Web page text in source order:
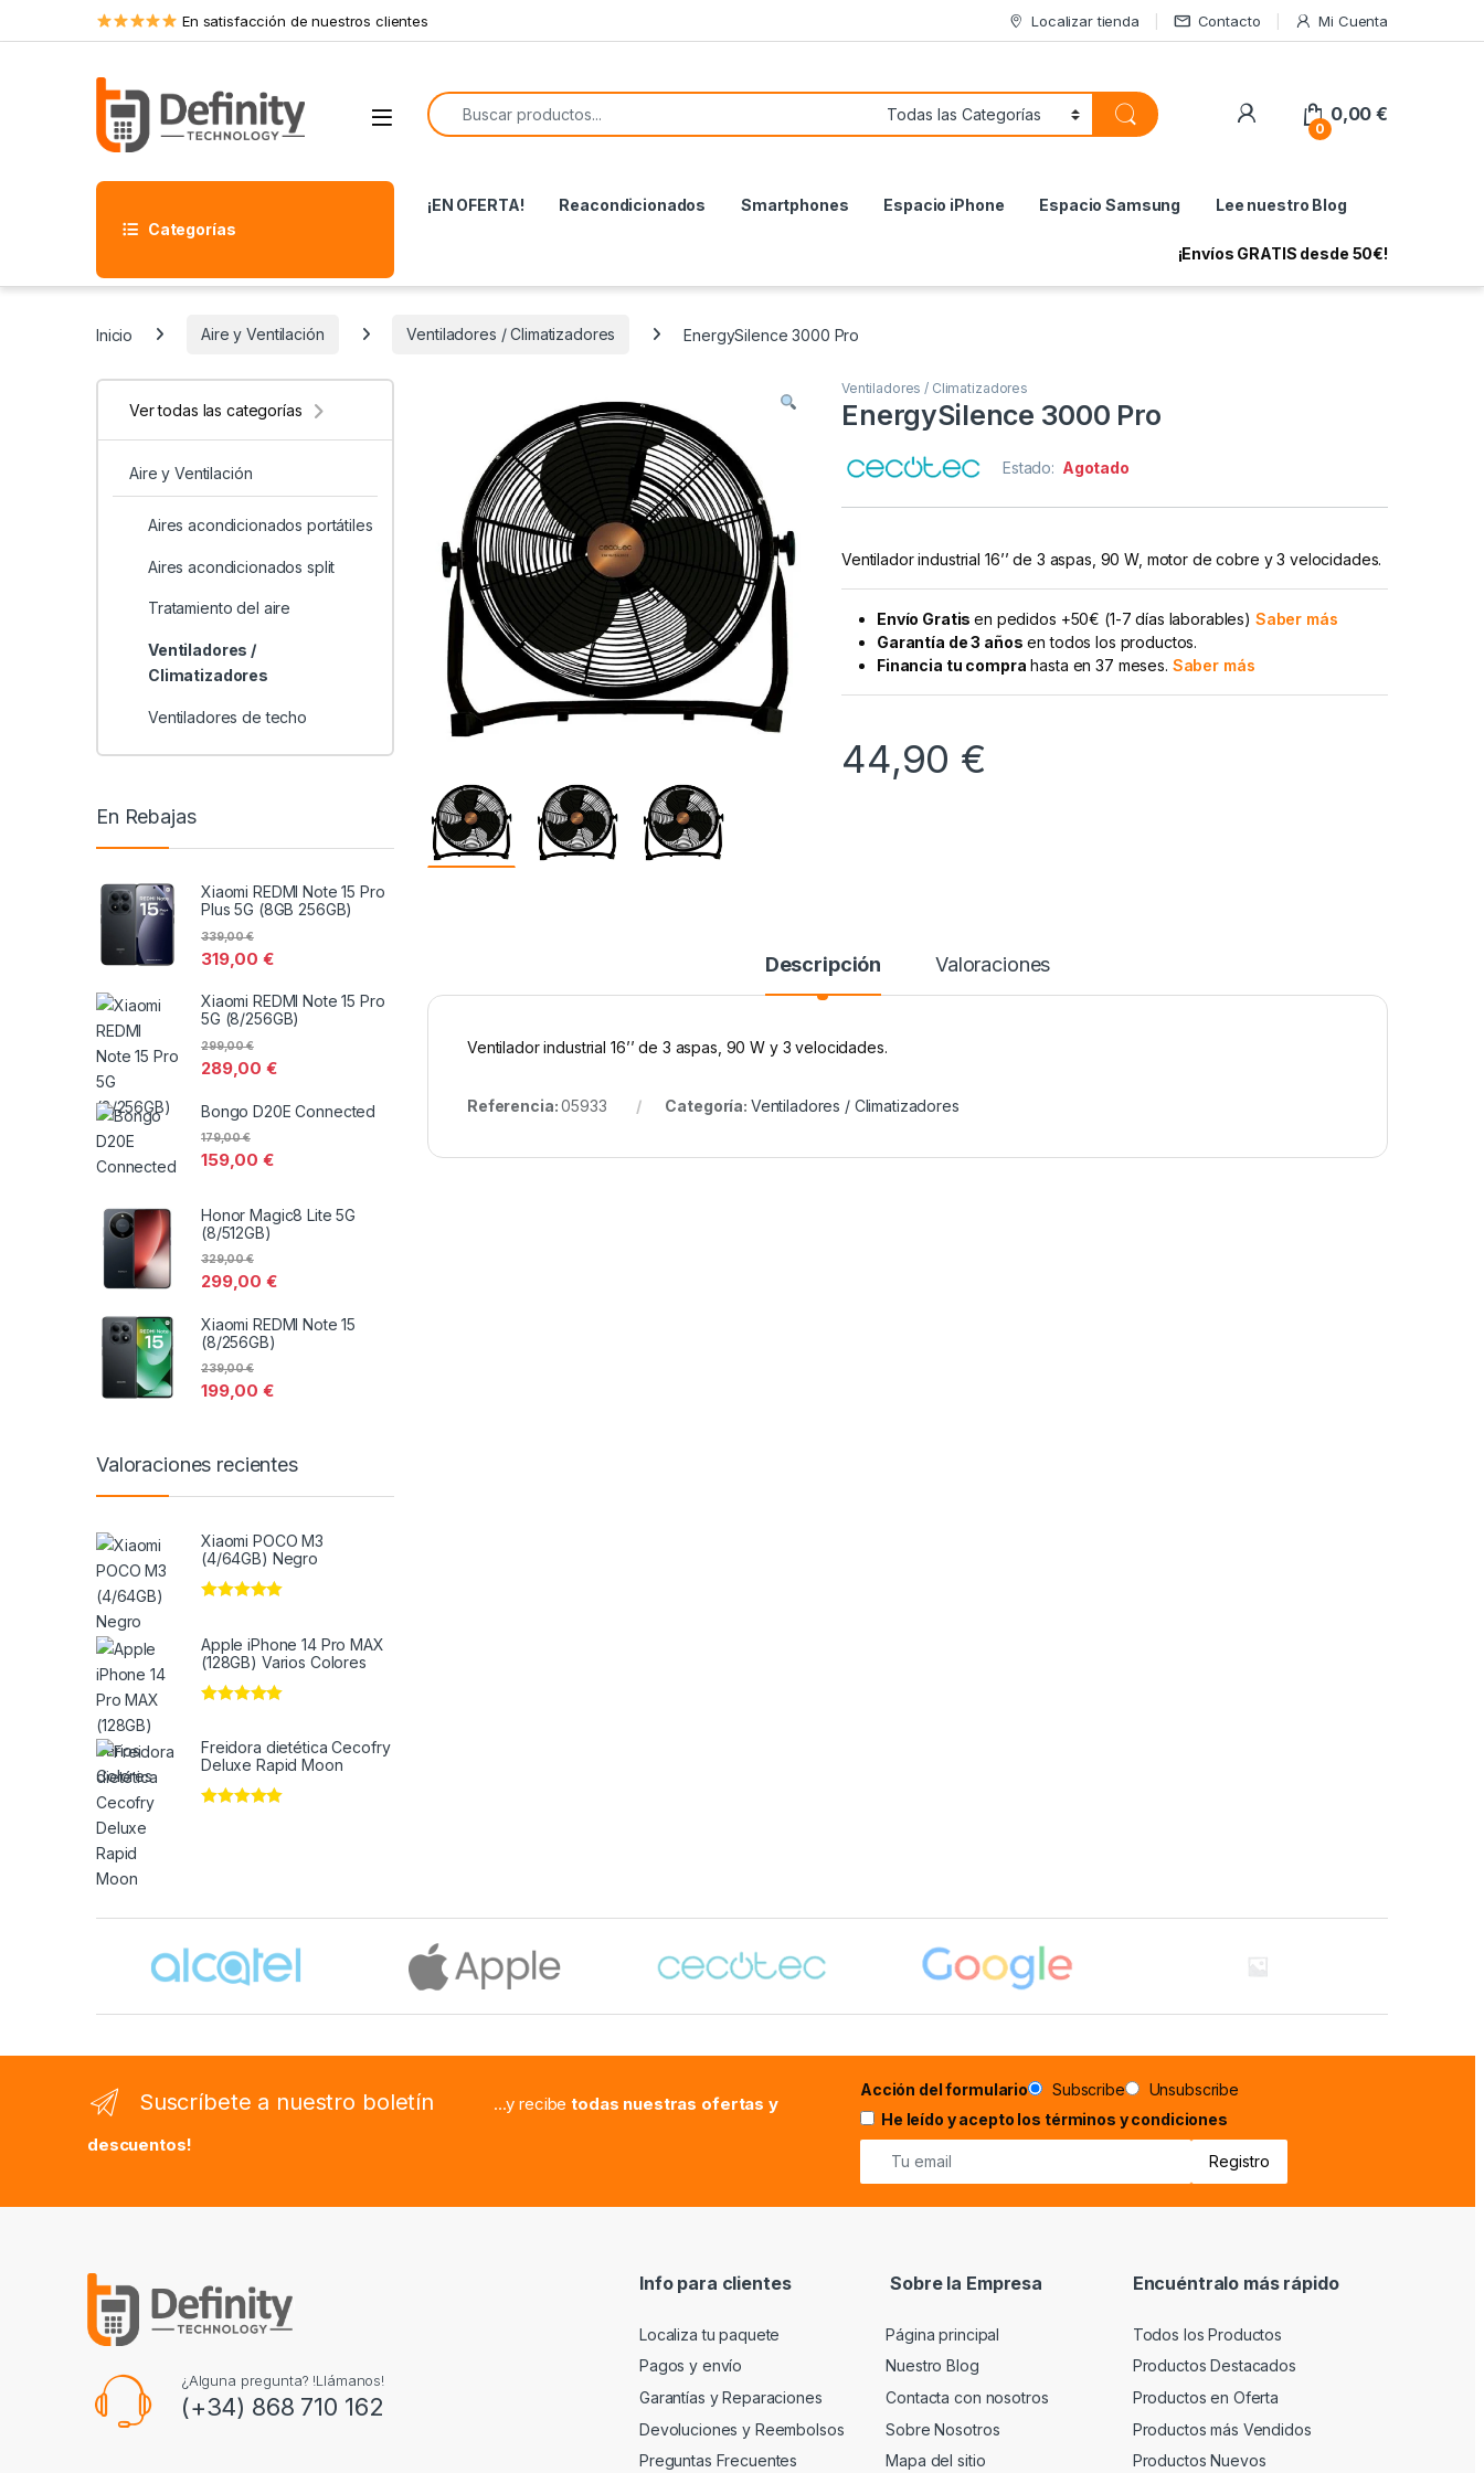
Skip to navigation
Skip to content En satisfacción de nuestros clientes Localizar tienda Contacto Mi Cuenta
Open
Search for:
My Account
0
0,00€
Categorías
¡EN OFERTA! Reacondicionados Smartphones Espacio iPhone Espacio Samsung Lee nuestro Blog
¡Envíos GRATIS desde 50€!
Inicio Aire y Ventilación Ventiladores / Climatizadores EnergySilence 3000 Pro
Ventiladores / Climatizadores
EnergySilence 3000 Pro
Estado: Agotado
Ventilador industrial 16’’ de 3 aspas, 90 W, motor de cobre y 3 velocidades.
Envío Gratisen pedidos +50€ (1-7 días laborables) Saber más
Garantía de 3 años en todos los productos.
Financia tu compra hasta en 37 meses. Saber más
44,90 €
Descripción Valoraciones
Ventilador industrial 16’’ de 3 aspas, 90 W y 3 velocidades.
Referencia:05933 Categoría: Ventiladores / Climatizadores
Ver todas las categorías
Aire y Ventilación
Aires acondicionados portátiles
Aires acondicionados split
Tratamiento del aire
Ventiladores /
Climatizadores
Ventiladores de techo
En Rebajas
Xiaomi REDMI Note 15 Pro
Plus 5G (8GB 256GB)
319,00€
339,00€
Xiaomi REDMI Note 15 Pro
5G (8/256GB)
289,00€
299,00€
Bongo D20E Connected
159,00€
179,00€
Honor Magic8 Lite 5G
(8/512GB)
299,00€
329,00€
Xiaomi REDMI Note 15
(8/256GB)
199,00€
239,00€
Valoraciones recientes
Xiaomi POCO M3
(4/64GB) Negro
Apple iPhone 14 Pro MAX
(128GB) Varios Colores
Freidora dietética Cecofry
Deluxe Rapid Moon
Suscríbete a nuestro boletín ...y recibetodas nuestras ofertas y
descuentos!
Acción del formulario Subscribe
Unsubscribe
He leído y acepto los términos y condiciones
¿Alguna pregunta? !Llámanos!
(+34) 868 710 162
Info para clientes
Localiza tu paquete
Pagos y envío
Garantías y Reparaciones
Devoluciones y Reembolsos
Preguntas Frecuentes
Sobre la Empresa
Página principal
Nuestro Blog
Contacta con nosotros
Sobre Nosotros
Mapa del sitio
Encuéntralo más rápido
Todos los Productos
Productos Destacados
Productos en Oferta
Productos más Vendidos
Productos Nuevos